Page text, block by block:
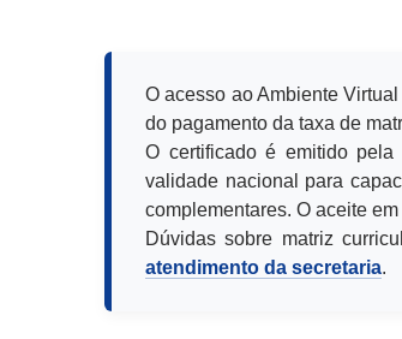
O acesso ao Ambiente
do pagamento da taxa de
O certificado é emitido pela
validade nacional para
complementares. O aceite
Dúvidas sobre matriz
atendimento da secretaria.